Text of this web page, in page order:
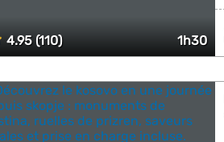
4.95 (110) 1h30